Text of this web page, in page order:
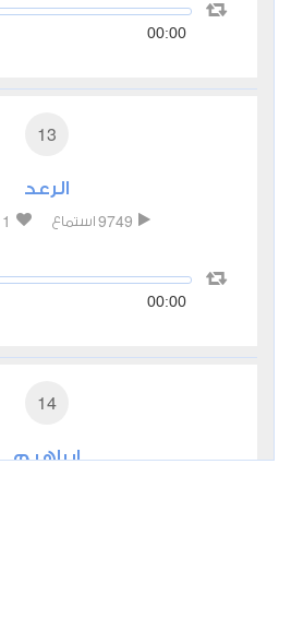
00:00
13
الرعد
9749 استماع 1
00:00
14
إبراهيم